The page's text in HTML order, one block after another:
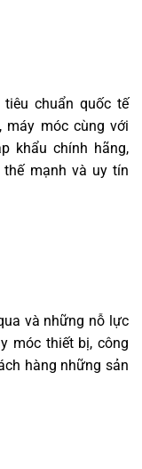
chuẩn quốc tế
máy móc cùng với
khẩu chính hãng,
mạnh và uy tín
và những nỗ lực
móc thiết bị, công
hàng những sản